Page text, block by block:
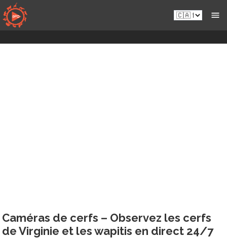
Skip
to
content
fr-
ca.sportsmansparadiseonline.com
Caméras de cerfs – Observez les cerfs
de Virginie et les wapitis en direct 24/7